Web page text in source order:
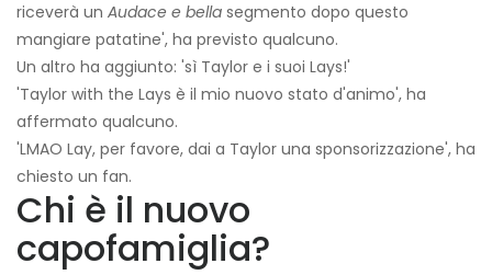
riceverà un Audace e bella segmento dopo questo
mangiare patatine', ha previsto qualcuno.
Un altro ha aggiunto: 'sì Taylor e i suoi Lays!'
'Taylor with the Lays è il mio nuovo stato d'animo', ha
affermato qualcuno.
'LMAO Lay, per favore, dai a Taylor una sponsorizzazione', ha
chiesto un fan.
Chi è il nuovo
capofamiglia?